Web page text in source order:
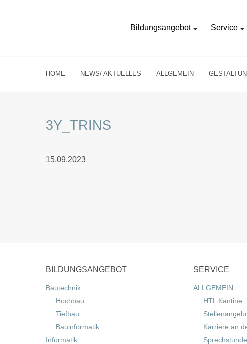
Bildungsangebot Service
HOME NEWS/ AKTUELLES ALLGEMEIN
3Y_TRINS
15.09.2023
BILDUNGSANGEBOT
Bautechnik
Hochbau
Tiefbau
Bauinformatik
Informatik
SERVICE
ALLGEMEIN
HTL Kantine
Karriere an